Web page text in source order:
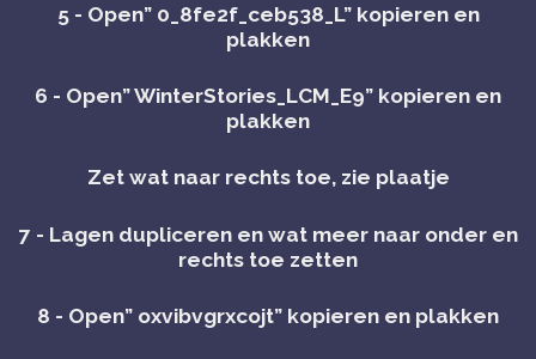
5 - Open” 0_8fe2f_ceb538_L” kopieren en
plakken
6 - Open” WinterStories_LCM_E9” kopieren en
plakken
Zet wat naar rechts toe, zie plaatje
7 - Lagen dupliceren en wat meer naar onder en
rechts toe zetten
8 - Open” oxvibvgrxcojt” kopieren en plakken